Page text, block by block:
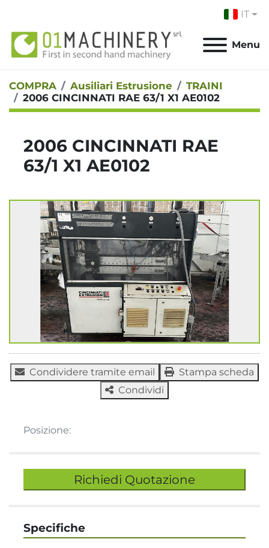
IT
Menu
COMPRA Ausiliari Estrusione
TRAINI
2006 CINCINNATI RAE 63/1 X1 AE0102
2006 CINCINNATI RAE
63/1 X1 AE0102
Condividere tramite email
Stampa scheda
Condividi
Posizione:
Richiedi Quotazione
Specifiche